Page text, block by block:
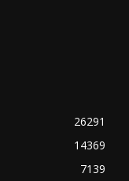
26291
14369
7139